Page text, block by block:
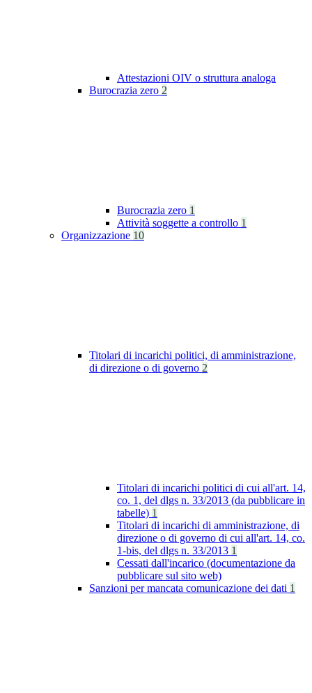
Attestazioni OIV o struttura analoga
Burocrazia zero 2
Burocrazia zero 1
Attività soggette a controllo 1
Organizzazione 10
Titolari di incarichi politici, di amministrazione,
di direzione o di governo 2
Titolari di incarichi politici di cui all'art. 14,
co. 1, del dlgs n. 33/2013 (da pubblicare in
tabelle) 1
Titolari di incarichi di amministrazione, di
direzione o di governo di cui all'art. 14, co.
1-bis, del dlgs n. 33/2013 1
Cessati dall'incarico (documentazione da
pubblicare sul sito web)
Sanzioni per mancata comunicazione dei dati 1